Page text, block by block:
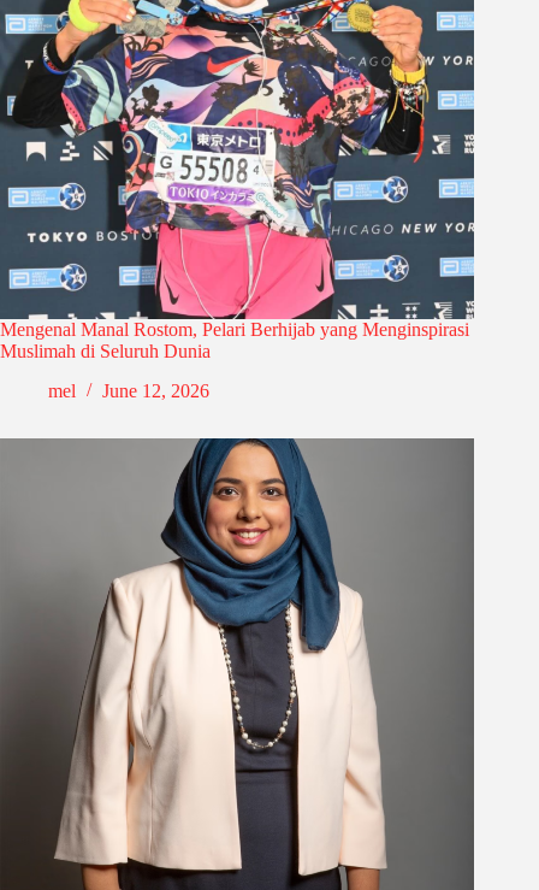
Mengenal Manal Rostom, Pelari Berhijab yang Menginspirasi
Muslimah di Seluruh Dunia
mel
June 12, 2026